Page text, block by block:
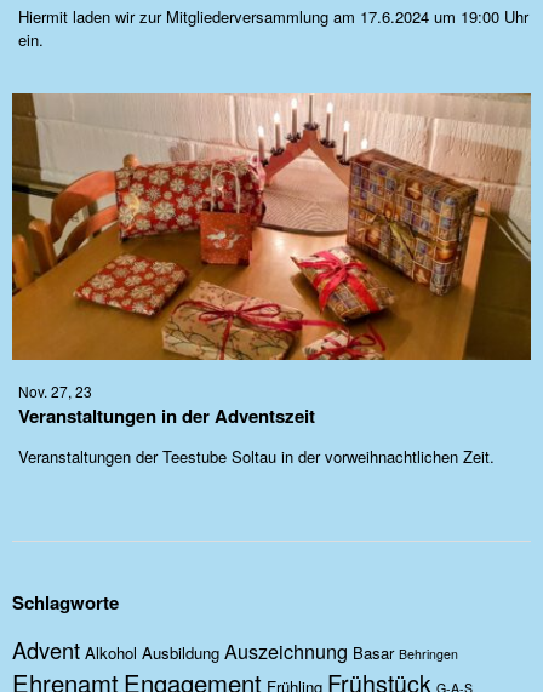
Hiermit laden wir zur Mitgliederversammlung am 17.6.2024 um 19:00 Uhr
ein.
Nov. 27, 23
Veranstaltungen in der Adventszeit
Veranstaltungen der Teestube Soltau in der vorweihnachtlichen Zeit.
Schlagworte
Advent Alkohol Ausbildung Auszeichnung Basar Behringen
EhrenamtEngagement Frühling Frühstück G-A-S